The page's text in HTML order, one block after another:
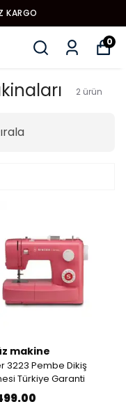
KARGO
0
2 ürün
makine
3223 Pembe Dikiş
Türkiye Garanti